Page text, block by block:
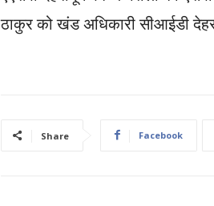
ठाकुर को खंड अधिकारी सीआईडी
Share Facebook